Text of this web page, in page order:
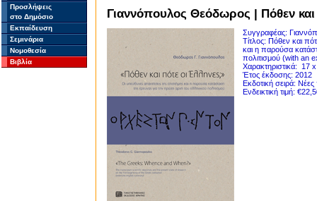
Προσλήψεις
στο Δημόσιο
Εκπαίδευση
Σεμινάρια
Νομοθεσία
Βιβλία
Γιαννόπουλος Θεόδωρος | Πόθεν
Συγγραφέας:
Τίτλος: Πόθεν και
και η παρούσα
πολιτισμού (with an
Χαρακτηριστικά: 17
Έτος έκδοσης: 2012
Εκδοτική σειρά: Νέες
Ενδεικτική τιμή: